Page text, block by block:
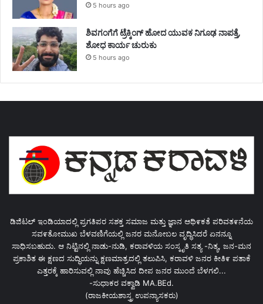
5 hours ago
ಶಿವಗಂಗೆಗೆ ಟ್ರೆಕ್ಕಿಂಗ್‌ ಹೋದ ಯುವಕ ನಿಗೂಢ ನಾಪತ್ತೆ,
ಶೋಧ ಕಾರ್ಯ ಚುರುಕು
5 hours ago
ಡಿಜಿಟಲ್ ಇಂಡಿಯಾದಲ್ಲಿ ಪ್ರಗತಿಪರ ಸಶಕ್ತ ಸಮಾಜ ಮತ್ತು ಜ್ಞಾನ ಆಥಿ೯ಕತೆ ಪರಿವತ೯ನೆಯ
ಸವ೯ತೋಮುಖ ಬೆಳವಣಿಗೆಯಲ್ಲಿ ಜನರ ಮನೋಬಲ ವೃದ್ಧಿಸಿದರೆ ಏನನ್ನೂ
ಸಾಧಿಸಬಹುದು. ಆ ನಿಟ್ಟಿನಲ್ಲಿ ನಾಡು-ನುಡಿ, ಕರಾವಳಿಯ ಸಂಸ್ಕೃತಿ ಸತ್ಯ -ನಿತ್ಯ, ಜನ-ಮನ
ಪ್ರಕಾಶಿತ ಈ ಕ್ಷಣದ ಸುದ್ಧಿಯನ್ನು ಕ್ಷಣಮಾತ್ರದಲ್ಲಿ ತಲುಪಿಸಿ, ಕರಾವಳಿ ಜನರ ಕೀತಿ೯ ಪತಾಕೆ
ಎತ್ತರಕ್ಕೆ ಹಾರಿಸುವಲ್ಲಿ ನಾವು ಹೆಚ್ಚಿಸಿದ ದೀಪ ಜನರ ಮುಂದೆ ಬೆಳಗಲಿ...
-ಸುಧಾಕರ ವಕ್ವಾಡಿ MA.BEd.
(ರಾಜಕೀಯಶಾಸ್ತ್ರ ಉಪನ್ಯಾಸಕರು)